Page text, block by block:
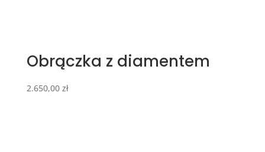
Obrączka z diamentem
2.650,00 zł